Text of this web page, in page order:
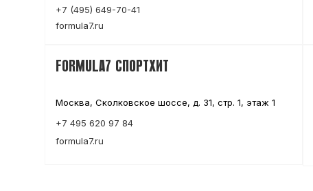
+7 (495) 649-70-41
formula7.ru
FORMULA7 СПОРТХИТ
Москва, Сколковское шоссе, д. 31, стр. 1, этаж 1
+7 495 620 97 84
formula7.ru